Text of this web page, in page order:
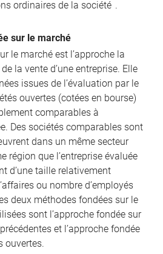
ordinaires de la société .
sur le marché
le marché est l’approche la
la vente d’une entreprise. Elle
issues de l’évaluation par le
ouvertes (cotées en bourse)
comparables à
Des sociétés comparables sont
dans un même secteur
région que l’entreprise évaluée
d’une taille relativement
ou nombre d’employés
deux méthodes fondées sur le
sont l’approche fondée sur
et l’approche fondée
ouvertes.